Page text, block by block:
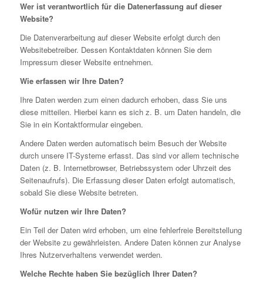
Wer ist verantwortlich für die Datenerfassung auf dieser
Website?
Die Datenverarbeitung auf dieser Website erfolgt durch den
Websitebetreiber. Dessen Kontaktdaten können Sie dem
Impressum dieser Website entnehmen.
Wie erfassen wir Ihre Daten?
Ihre Daten werden zum einen dadurch erhoben, dass Sie uns
diese mitteilen. Hierbei kann es sich z. B. um Daten handeln, die
Sie in ein Kontaktformular eingeben.
Andere Daten werden automatisch beim Besuch der Website
durch unsere IT-Systeme erfasst. Das sind vor allem technische
Daten (z. B. Internetbrowser, Betriebssystem oder Uhrzeit des
Seitenaufrufs). Die Erfassung dieser Daten erfolgt automatisch,
sobald Sie diese Website betreten.
Wofür nutzen wir Ihre Daten?
Ein Teil der Daten wird erhoben, um eine fehlerfreie Bereitstellung
der Website zu gewährleisten. Andere Daten können zur Analyse
Ihres Nutzerverhaltens verwendet werden.
Welche Rechte haben Sie bezüglich Ihrer Daten?